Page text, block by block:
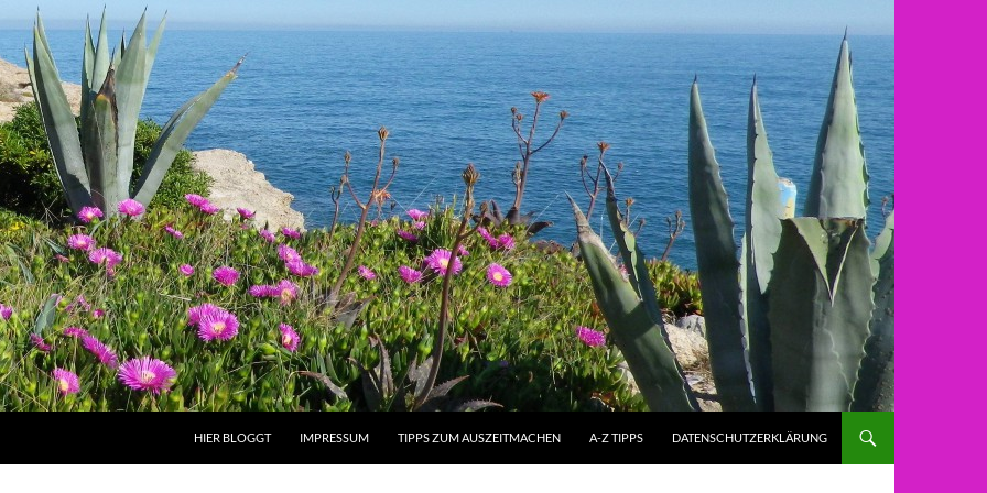
HIER BLOGGT IMPRESSUM TIPPS ZUM AUSZEITMACHEN A-Z TIPPS DATENSCHUTZERKLÄRUNG